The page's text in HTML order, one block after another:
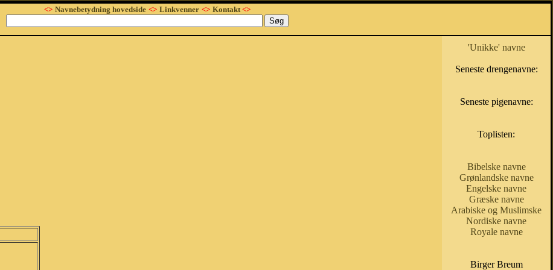
<> Navnebetydning hovedside <> Linkvenner <> Kontakt<>
'Unikke' navne
Seneste drengenavne:
Seneste pigenavne:
Toplisten:
Bibelske navne
Grønlandske navne
Engelske navne
Græske navne
Arabiske og Muslimske
Nordiske navne
Royale navne
Birger Breum